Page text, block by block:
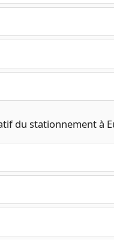
du stationnement à